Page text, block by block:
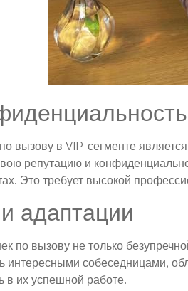
вызову в VIP-сегменте
репутацию и
Это требует высокой
адаптации
по вызову не только
собеседницами,
в их успешной работе.